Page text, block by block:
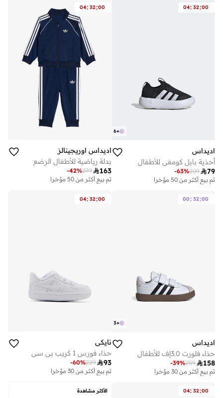
04: 32:00
+
6
اديداس
أحذية بابل كومفي للأطفال
79
209
-63%
تم بيع أكثر من 50 مؤخرا
04: 32:00
اديداس اوريجينالز
بدلة رياضية للأطفال الرضع
163
279
-42%
تم بيع أكثر من 50 مؤخرا
00: 32:00
+
3
اديداس
حذاء فلورت 3.0إف للأطفال
158
259
-39%
تم بيع أكثر من 30 مؤخرا
04: 32:00
نايكي
حذاء فورس 1 كريب بي سي
93
229
-60%
تم بيع أكثر من 30 مؤخرا
04: 32:00 الأكثر مشاهدة